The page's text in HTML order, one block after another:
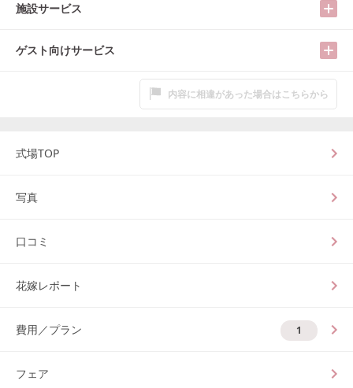
施設サービス
ゲスト向けサービス
内容に相違があった場合はこちらから
式場TOP
写真
口コミ
花嫁レポート
費用／プラン 1
フェア